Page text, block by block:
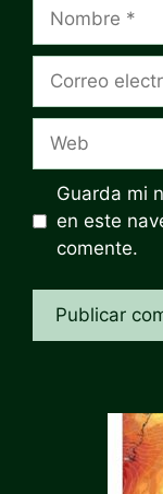
electrónico
Guarda mi
en este
comente.